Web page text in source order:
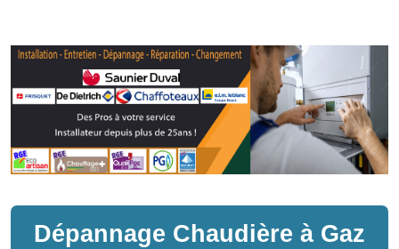
Dépannage Chaudière à Gaz